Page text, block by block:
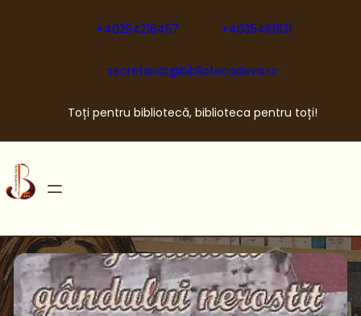
+40254216457 +40354101131
secretariat@bibliotecadeva.ro
Toți pentru bibliotecă, biblioteca pentru toți!